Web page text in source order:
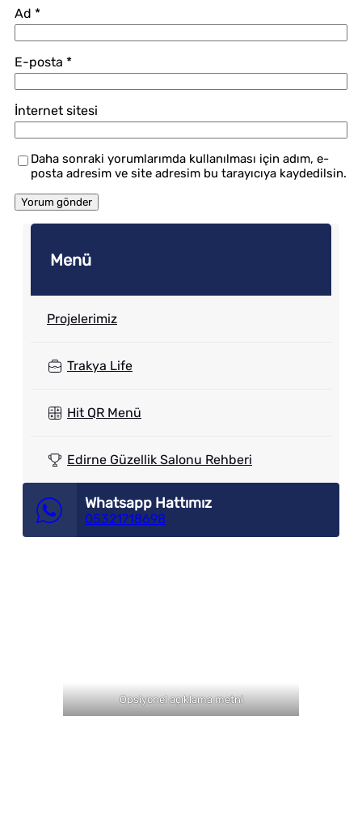
Ad *
E-posta *
İnternet sitesi
Daha sonraki yorumlarımda kullanılması için adım, e-
posta adresim ve site adresim bu tarayıcıya kaydedilsin.
Menü
Projelerimiz
Trakya Life
Hit QR Menü
Edirne Güzellik Salonu Rehberi
Whatsapp Hattımız
05321718698
Opsiyonel açıklama metni